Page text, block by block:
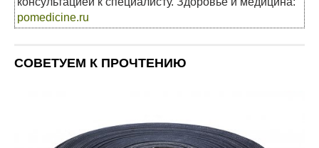
pomedicine.ru
СОВЕТУЕМ К ПРОЧТЕНИЮ